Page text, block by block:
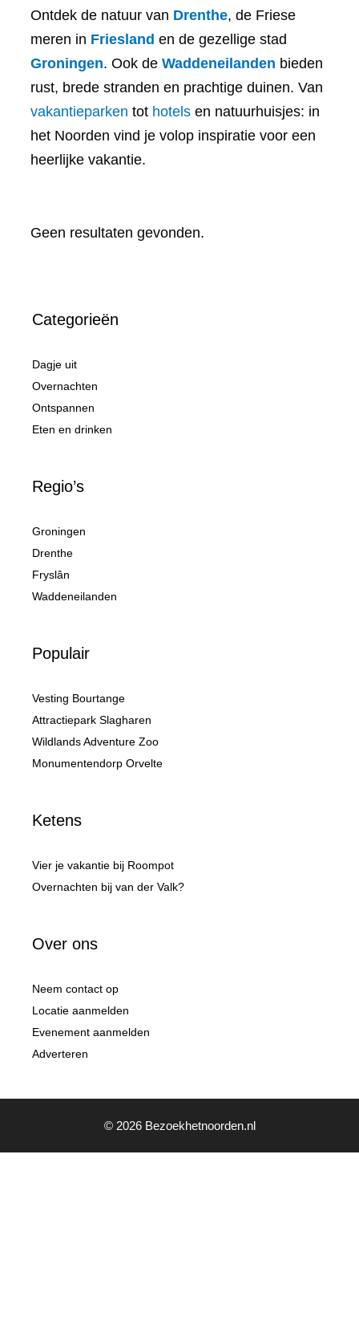
Ontdek de natuur van Drenthe, de Friese
meren in Friesland en de gezellige stad
Groningen. Ook de Waddeneilanden bieden
rust, brede stranden en prachtige duinen. Van
vakantieparken tot hotels en natuurhuisjes: in
het Noorden vind je volop inspiratie voor een
heerlijke vakantie.
Geen resultaten gevonden.
Categorieën
Dagje uit
Overnachten
Ontspannen
Eten en drinken
Regio’s
Groningen
Drenthe
Fryslân
Waddeneilanden
Populair
Vesting Bourtange
Attractiepark Slagharen
Wildlands Adventure Zoo
Monumentendorp Orvelte
Ketens
Vier je vakantie bij Roompot
Overnachten bij van der Valk?
Over ons
Neem contact op
Locatie aanmelden
Evenement aanmelden
Adverteren
© 2026 Bezoekhetnoorden.nl